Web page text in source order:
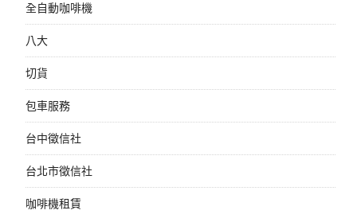
全自動咖啡機
八大
切貨
包車服務
台中徵信社
台北市徵信社
咖啡機租賃